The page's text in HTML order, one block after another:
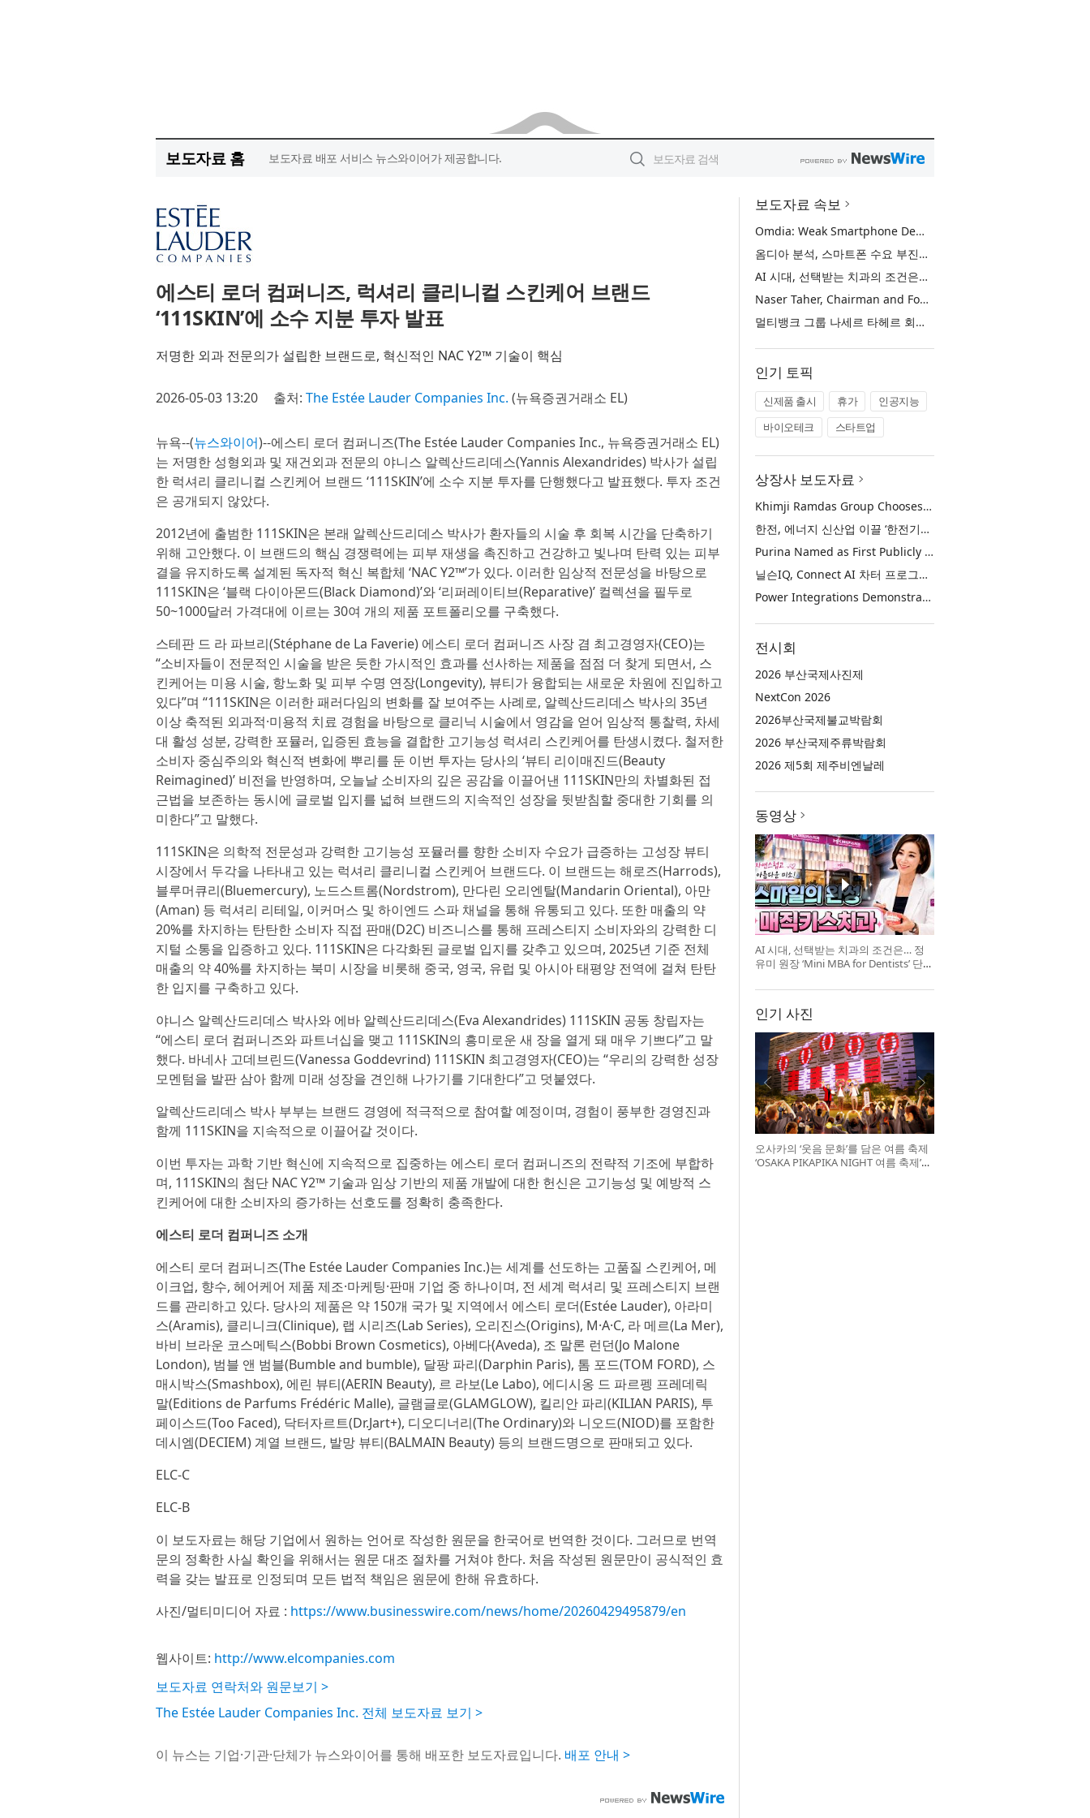
보도자료 홈 보도자료 배포 서비스 뉴스와이어가 제공합니다.
에스티 로더 컴퍼니즈, 럭셔리 클리니컬 스킨케어 브랜드
‘111SKIN’에 소수 지분 투자 발표
저명한 외과 전문의가 설립한 브랜드로, 혁신적인 NAC Y2™ 기술이 핵심
2026-05-03 13:20 출처: The Estée Lauder Companies Inc. (뉴욕증권거래소 EL)
뉴욕--(뉴스와이어)--에스티 로더 컴퍼니즈(The Estée Lauder Companies Inc., 뉴욕증권거래소 EL)
는 저명한 성형외과 및 재건외과 전문의 야니스 알렉산드리데스(Yannis Alexandrides) 박사가 설립
한 럭셔리 클리니컬 스킨케어 브랜드 ‘111SKIN’에 소수 지분 투자를 단행했다고 발표했다. 투자 조건
은 공개되지 않았다.
2012년에 출범한 111SKIN은 본래 알렉산드리데스 박사가 환자들의 시술 후 회복 시간을 단축하기
위해 고안했다. 이 브랜드의 핵심 경쟁력에는 피부 재생을 촉진하고 건강하고 빛나며 탄력 있는 피부
결을 유지하도록 설계된 독자적 혁신 복합체 ‘NAC Y2™’가 있다. 이러한 임상적 전문성을 바탕으로
111SKIN은 ‘블랙 다이아몬드(Black Diamond)’와 ‘리퍼레이티브(Reparative)’ 컬렉션을 필두로
50~1000달러 가격대에 이르는 30여 개의 제품 포트폴리오를 구축했다.
스테판 드 라 파브리(Stéphane de La Faverie) 에스티 로더 컴퍼니즈 사장 겸 최고경영자(CEO)는
“소비자들이 전문적인 시술을 받은 듯한 가시적인 효과를 선사하는 제품을 점점 더 찾게 되면서, 스
킨케어는 미용 시술, 항노화 및 피부 수명 연장(Longevity), 뷰티가 융합되는 새로운 차원에 진입하고
있다”며 “111SKIN은 이러한 패러다임의 변화를 잘 보여주는 사례로, 알렉산드리데스 박사의 35년
이상 축적된 외과적·미용적 치료 경험을 바탕으로 클리닉 시술에서 영감을 얻어 임상적 통찰력, 차세
대 활성 성분, 강력한 포뮬러, 입증된 효능을 결합한 고기능성 럭셔리 스킨케어를 탄생시켰다. 철저한
소비자 중심주의와 혁신적 변화에 뿌리를 둔 이번 투자는 당사의 ‘뷰티 리이매진드(Beauty
Reimagined)’ 비전을 반영하며, 오늘날 소비자의 깊은 공감을 이끌어낸 111SKIN만의 차별화된 접
근법을 보존하는 동시에 글로벌 입지를 넓혀 브랜드의 지속적인 성장을 뒷받침할 중대한 기회를 의
미한다”고 말했다.
111SKIN은 의학적 전문성과 강력한 고기능성 포뮬러를 향한 소비자 수요가 급증하는 고성장 뷰티
시장에서 두각을 나타내고 있는 럭셔리 클리니컬 스킨케어 브랜드다. 이 브랜드는 해로즈(Harrods),
블루머큐리(Bluemercury), 노드스트롬(Nordstrom), 만다린 오리엔탈(Mandarin Oriental), 아만
(Aman) 등 럭셔리 리테일, 이커머스 및 하이엔드 스파 채널을 통해 유통되고 있다. 또한 매출의 약
20%를 차지하는 탄탄한 소비자 직접 판매(D2C) 비즈니스를 통해 프레스티지 소비자와의 강력한 디
지털 소통을 입증하고 있다. 111SKIN은 다각화된 글로벌 입지를 갖추고 있으며, 2025년 기준 전체
매출의 약 40%를 차지하는 북미 시장을 비롯해 중국, 영국, 유럽 및 아시아 태평양 전역에 걸쳐 탄탄
한 입지를 구축하고 있다.
야니스 알렉산드리데스 박사와 에바 알렉산드리데스(Eva Alexandrides) 111SKIN 공동 창립자는
“에스티 로더 컴퍼니즈와 파트너십을 맺고 111SKIN의 흥미로운 새 장을 열게 돼 매우 기쁘다”고 말
했다. 바네사 고데브린드(Vanessa Goddevrind) 111SKIN 최고경영자(CEO)는 “우리의 강력한 성장
모멘텀을 발판 삼아 함께 미래 성장을 견인해 나가기를 기대한다”고 덧붙였다.
알렉산드리데스 박사 부부는 브랜드 경영에 적극적으로 참여할 예정이며, 경험이 풍부한 경영진과
함께 111SKIN을 지속적으로 이끌어갈 것이다.
이번 투자는 과학 기반 혁신에 지속적으로 집중하는 에스티 로더 컴퍼니즈의 전략적 기조에 부합하
며, 111SKIN의 첨단 NAC Y2™ 기술과 임상 기반의 제품 개발에 대한 헌신은 고기능성 및 예방적 스
킨케어에 대한 소비자의 증가하는 선호도를 정확히 충족한다.
에스티 로더 컴퍼니즈 소개
에스티 로더 컴퍼니즈(The Estée Lauder Companies Inc.)는 세계를 선도하는 고품질 스킨케어, 메
이크업, 향수, 헤어케어 제품 제조·마케팅·판매 기업 중 하나이며, 전 세계 럭셔리 및 프레스티지 브랜
드를 관리하고 있다. 당사의 제품은 약 150개 국가 및 지역에서 에스티 로더(Estée Lauder), 아라미
스(Aramis), 클리니크(Clinique), 랩 시리즈(Lab Series), 오리진스(Origins), M·A·C, 라 메르(La Mer),
바비 브라운 코스메틱스(Bobbi Brown Cosmetics), 아베다(Aveda), 조 말론 런던(Jo Malone
London), 범블 앤 범블(Bumble and bumble), 달팡 파리(Darphin Paris), 톰 포드(TOM FORD), 스
매시박스(Smashbox), 에린 뷰티(AERIN Beauty), 르 라보(Le Labo), 에디시옹 드 파르펭 프레데릭
말(Editions de Parfums Frédéric Malle), 글램글로(GLAMGLOW), 킬리안 파리(KILIAN PARIS), 투
페이스드(Too Faced), 닥터자르트(Dr.Jart+), 디오디너리(The Ordinary)와 니오드(NIOD)를 포함한
데시엠(DECIEM) 계열 브랜드, 발망 뷰티(BALMAIN Beauty) 등의 브랜드명으로 판매되고 있다.
ELC-C
ELC-B
이 보도자료는 해당 기업에서 원하는 언어로 작성한 원문을 한국어로 번역한 것이다. 그러므로 번역
문의 정확한 사실 확인을 위해서는 원문 대조 절차를 거쳐야 한다. 처음 작성된 원문만이 공식적인 효
력을 갖는 발표로 인정되며 모든 법적 책임은 원문에 한해 유효하다.
사진/멀티미디어 자료 : https://www.businesswire.com/news/home/20260429495879/en
웹사이트: http://www.elcompanies.com
보도자료 연락처와 원문보기 >
The Estée Lauder Companies Inc. 전체 보도자료 보기 >
이 뉴스는 기업·기관·단체가 뉴스와이어를 통해 배포한 보도자료입니다. 배포 안내 >
보도자료 속보
Omdia: Weak Smartphone Demand Drives Record Growth in Display Shipments to Refurbished Phone Market
옴디아 분석, 스마트폰 수요 부진에 리퍼비시 폰 디스플레이 출하량 사상 최대 기록
AI 시대, 선택받는 치과의 조건은… 정유미 원장 ‘Mini MBA for Dentists’ 단독 특강 개최
Naser Taher, Chairman and Founder of MultiBank Group, Honored by H.H. Sheikh Nahyan bin Mubarak Al Nahyan with the Golden Excellence Award for FinTech, Digital Asset and Blockchain Excellence
멀티뱅크 그룹 나세르 타헤르 회장, 핀테크·디지털 자산·블록체인 부문 ‘골든 엑설런스상’ 수상
인기 토픽
신제품 출시 휴가
인공지능
바이오테크
스타트업
상장사 보도자료
Khimji Ramdas Group Chooses Rimini Street to Reduce SAP Support Costs, Protect 700+ Customizations and Reinvest Savings in Innovation
한전, 에너지 신산업 이끌 ‘한전기술지주’ 공식 출범
Purina Named as First Publicly Announced NIQ ConnectAI Charter Client
닐슨IQ, Connect AI 차터 프로그램 최초 고객사 ‘퓨리나’ 선정
Power Integrations Demonstrates World’s First 2200 V GaN Technology for Next-Era High-Voltage Power Systems
전시회
2026 부산국제사진제
NextCon 2026
2026부산국제불교박람회
2026 부산국제주류박람회
2026 제5회 제주비엔날레
동영상
AI 시대, 선택받는 치과의 조건은… 정
유미 원장 ‘Mini MBA for Dentists’ 단독
인기 사진
오사카의 ‘웃음 문화’를 담은 여름 축제
‘OSAKA PIKAPIKA NIGHT 여름 축제’